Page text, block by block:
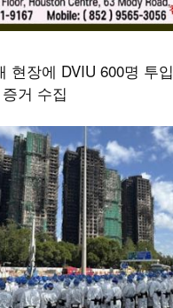
현장에 DVIU 600명 투입
거 수집